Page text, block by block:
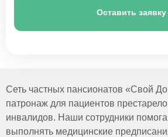
Оставить заявку
Сеть частных пансионатов «Свой
патронаж для пациентов
инвалидов. Наши сотрудники
выполнять медицинские